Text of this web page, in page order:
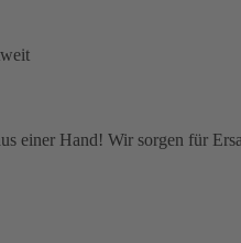
einer Hand! Wir sorgen für